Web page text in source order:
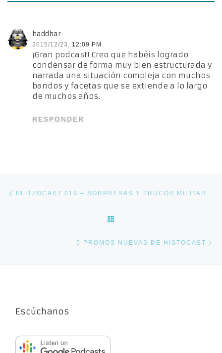
haddhar
2015/12/23, 12:09 PM
¡Gran podcast! Creo que habéis logrado
condensar de forma muy bien estructurada y
narrada una situación compleja con muchos
bandos y facetas que se extiende a lo largo
de muchos años.
RESPONDER
Navegación de entradas BLITZOCAST 019 – SORPRESAS Y TRUCOS MILITARES
5 PROMOS NUEVAS DE HISTOCAST
Escúchanos